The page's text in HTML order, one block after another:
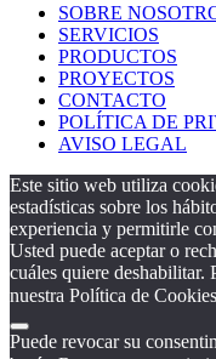
SOBRE
SERVICIOS
PRODUCTOS
PROYECTOS
CONTACTO
POLÍTICA DE
AVISO LEGAL
Este sitio web utiliza
estadísticas sobre los
experiencia y permitirle
Usted puede aceptar o
cuáles quiere deshabilitar.
nuestra Política de
Puede revocar su